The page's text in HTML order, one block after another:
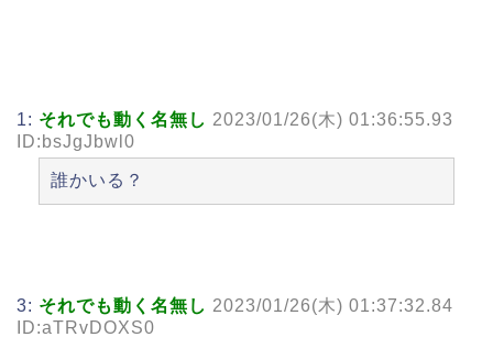
1: それでも動く名無し 2023/01/26(木) 01:36:55.93
ID:bsJgJbwl0
誰かいる？
3: それでも動く名無し 2023/01/26(木) 01:37:32.84
ID:aTRvDOXS0